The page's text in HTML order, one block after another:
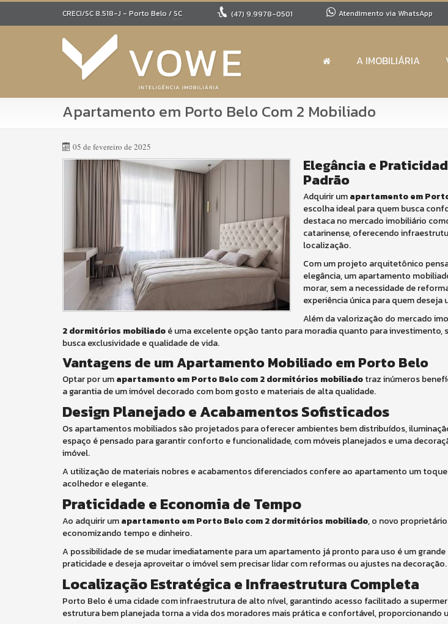
CRECI/SC 8.518-J - Porto Belo /SC (47)9.9978-0501 Atendimento via WhatsApp
A IMOBILIÁRIA
Apartamento em Porto Belo Com 2 Mobiliado
05 de fevereiro de 2025
Elegância e
Padrão
Adquirir umapartamento em
escolha ideal para quem busca
destaca no mercado imobiliário
catarinense, oferecendo
localização.
Com um projeto arquitetônico
elegância, um apartamento
morar, sem a necessidade de
experiência única para quem
Além da valorização do mercado
2 dormitórios mobiliadoé uma excelente opção tanto para moradia quanto para
busca exclusividade e qualidade de vida.
Vantagens de um Apartamento Mobiliado em Porto Belo
Optar por umapartamento em Porto Belo com 2 dormitórios mobiliadotraz inúmeros
a garantia de um imóvel decorado com bom gosto e materiais de alta qualidade.
Design Planejado e Acabamentos Sofisticados
Os apartamentos mobiliados são projetados para oferecer ambientes bem distribuídos,
espaço é pensado para garantir conforto e funcionalidade, com móveis planejados e uma
imóvel.
A utilização de materiais nobres e acabamentos diferenciados confere ao apartamento um
acolhedor e elegante.
Praticidade e Economia de Tempo
Ao adquirir umapartamento em Porto Belo com 2 dormitórios mobiliado, o novo
economizando tempo e dinheiro.
A possibilidade de se mudar imediatamente para um apartamento já pronto para uso é um
praticidade e deseja aproveitar o imóvel sem precisar lidar com reformas ou ajustes na decoração.
Localização Estratégica e Infraestrutura Completa
Porto Belo é uma cidade com infraestrutura de alto nível, garantindo acesso facilitado a
estrutura bem planejada torna a vida dos moradores mais prática e confortável, proporcionando